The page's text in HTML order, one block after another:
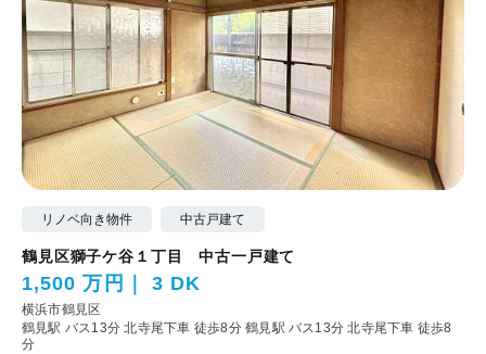
リノベ向き物件 中古戸建て
鶴見区獅子ケ谷１丁目 中古一戸建て
1,500 万円 3 DK
横浜市鶴見区
鶴見駅 バス13分 北寺尾下車 徒歩8分鶴見駅 バス13分 北寺尾下車 徒歩8
分